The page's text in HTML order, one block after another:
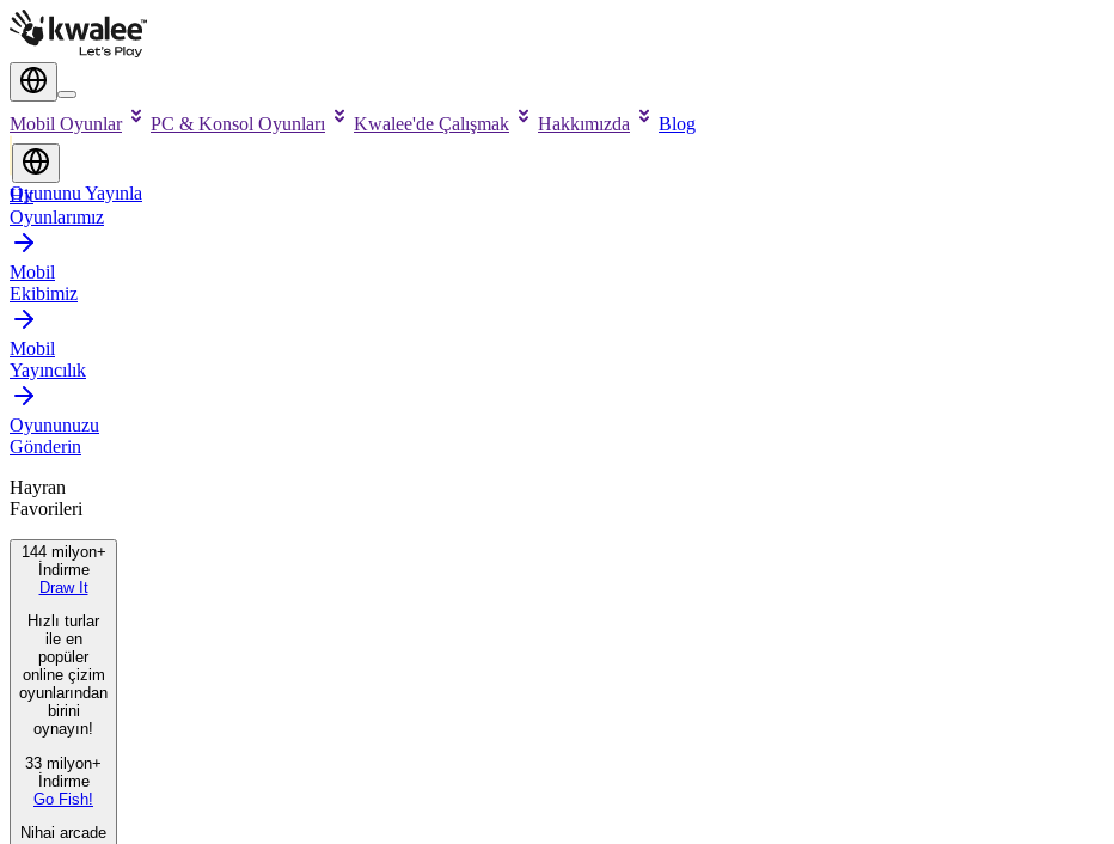
Mobil Oyunlar PC & Konsol Oyunları Kwalee'de Çalışmak Hakkımızda Blog
Oyununu Yayınla
Hit
Oyunlarımız
Mobil
Ekibimiz
Mobil
Yayıncılık
Oyununuzu
Gönderin
Hayran
Favorileri
144 milyon+
İndirme
Draw It
Hızlı turlar
ile en
popüler
online çizim
oyunlarından
birini
oynayın!
33 milyon+
İndirme
Go Fish!
Nihai arcade